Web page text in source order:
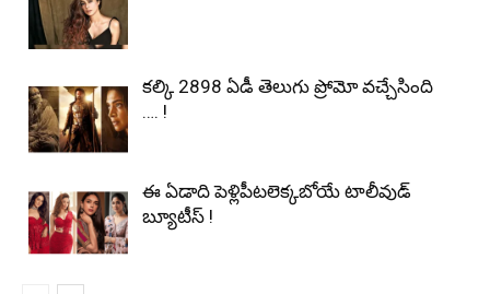
కల్కి 2898 ఏడీ తెలుగు ప్రోమో వచ్చేసింది
…. !
ఈ ఏడాది పెళ్లిపీటలెక్కబోయే టాలీవుడ్
బ్యూటీస్ !